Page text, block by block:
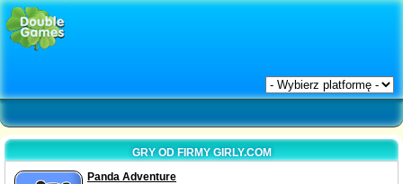
GRY OD FIRMY GIRLY.COM
Panda Adventure